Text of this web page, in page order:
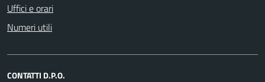
Uffici e orari
Numeri utili
CONTATTI D.P.O.